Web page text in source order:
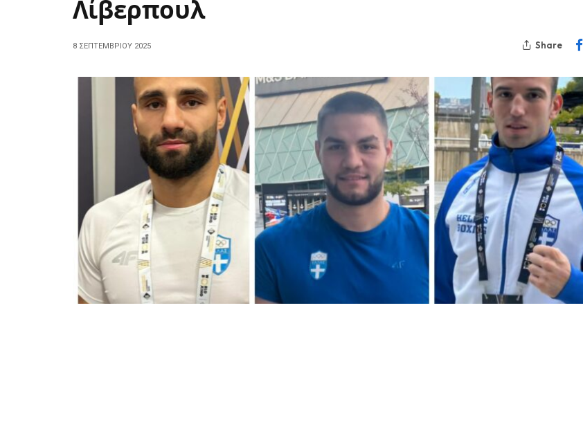
Λίβερπουλ
8 ΣΕΠΤΕΜΒΡΊΟΥ 2025 Share